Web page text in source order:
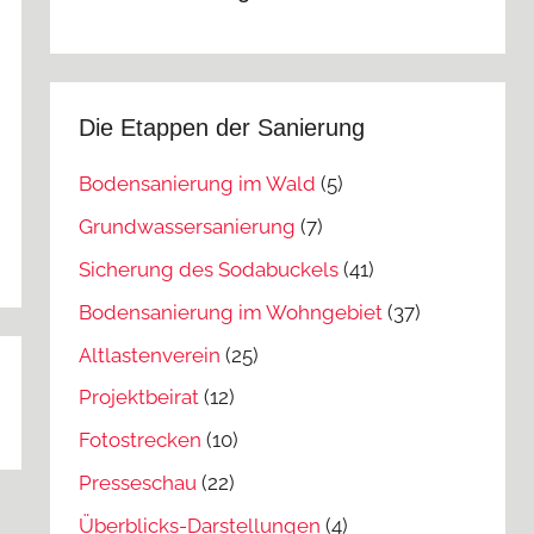
Die Etappen der Sanierung
Bodensanierung im Wald (5)
Grundwassersanierung (7)
Sicherung des Sodabuckels (41)
Bodensanierung im Wohngebiet (37)
Altlastenverein (25)
Projektbeirat (12)
Fotostrecken (10)
Presseschau (22)
Überblicks-Darstellungen (4)